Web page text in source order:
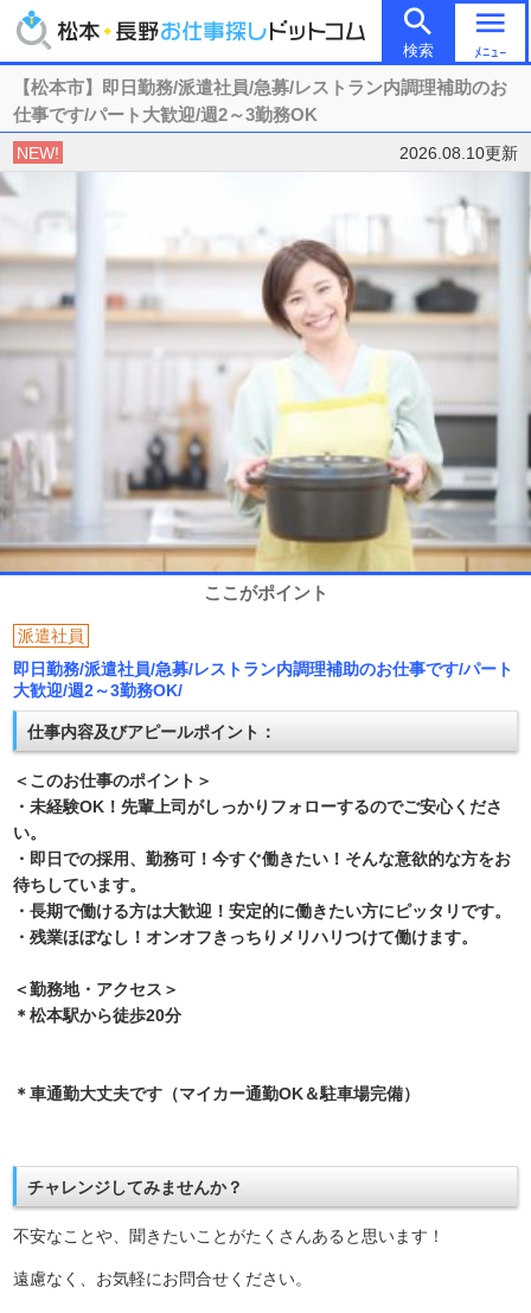

検索
menu
ﾒﾆｭｰ
【松本市】即日勤務/派遣社員/急募/レストラン内調理補助のお
仕事です/パート大歓迎/週2～3勤務OK
NEW! 2026.08.10更新
ここがポイント
派遣社員
即日勤務/派遣社員/急募/レストラン内調理補助のお仕事です/パート
大歓迎/週2～3勤務OK/
仕事内容及びアピールポイント：
＜このお仕事のポイント＞
・未経験OK！先輩上司がしっかりフォローするのでご安心くださ
い。
・即日での採用、勤務可！今すぐ働きたい！そんな意欲的な方をお
待ちしています。
・長期で働ける方は大歓迎！安定的に働きたい方にピッタリです。
・残業ほぼなし！オンオフきっちりメリハリつけて働けます。
＜勤務地・アクセス＞
＊松本駅から徒歩20分
＊車通勤大丈夫です（マイカー通勤OK＆駐車場完備）
チャレンジしてみませんか？
不安なことや、聞きたいことがたくさんあると思います！
遠慮なく、お気軽にお問合せください。